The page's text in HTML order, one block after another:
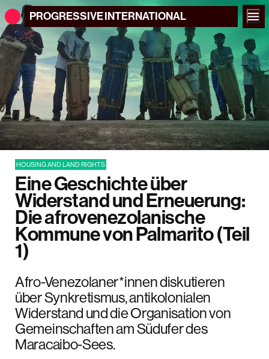
PROGRESSIVEINTERNATIONAL
HOUSING AND LAND RIGHTS
Eine Geschichte über
Widerstand und Erneuerung:
Die afrovenezolanische
Kommune von Palmarito (Teil
1)
Afro-Venezolaner*innen diskutieren
über Synkretismus, antikolonialen
Widerstand und die Organisation von
Gemeinschaften am Südufer des
Maracaibo-Sees.